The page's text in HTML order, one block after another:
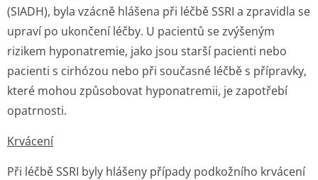
(SIADH), byla vzácně hlášena při léčbě SSRI a zpravidla se
upraví po ukončení léčby. U pacientů se zvýšeným
rizikem hyponatremie, jako jsou starší pacienti nebo
pacienti s cirhózou nebo při současné léčbě s přípravky,
které mohou způsobovat hyponatremii, je zapotřebí
opatrnosti.
Krvácení
Při léčbě SSRI byly hlášeny případy podkožního krvácení